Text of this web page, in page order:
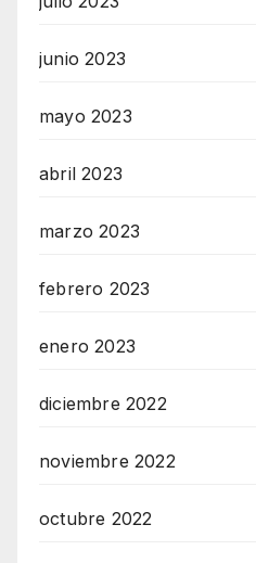
junio 2023
mayo 2023
abril 2023
marzo 2023
febrero 2023
enero 2023
diciembre 2022
noviembre 2022
octubre 2022